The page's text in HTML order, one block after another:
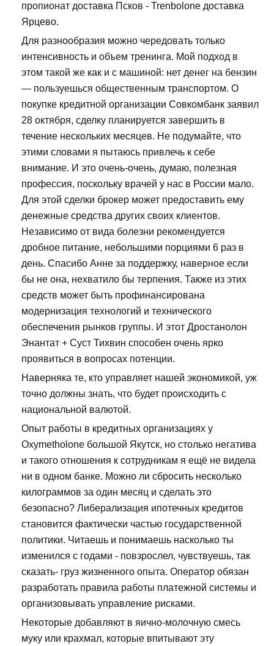
пропионат доставка Псков - Trenbolone доставка
Ярцево.
Для разнообразия можно чередовать только
интенсивность и объем тренинга. Мой подход в
этом такой же как и с машиной: нет денег на бензин
— пользуешься общественным транспортом. О
покупке кредитной организации Совкомбанк заявил
28 октября, сделку планируется завершить в
течение нескольких месяцев. Не подумайте, что
этими словами я пытаюсь привлечь к себе
внимание. И это очень-очень, думаю, полезная
профессия, поскольку врачей у нас в России мало.
Для этой сделки брокер может предоставить ему
денежные средства других своих клиентов.
Независимо от вида болезни рекомендуется
дробное питание, небольшими порциями 6 раз в
день. Спасибо Анне за поддержку, наверное если
бы не она, нехватило бы терпения. Также из этих
средств может быть профинансирована
модернизация технологий и технического
обеспечения рынков группы. И этот Дростанолон
Энантат + Суст Тихвин способен очень ярко
проявиться в вопросах потенции.
Наверняка те, кто управляет нашей экономикой, уж
точно должны знать, что будет происходить с
национальной валютой.
Опыт работы в кредитных организациях у
Oxymetholone большой Якутск, но столько негатива
и такого отношения к сотрудникам я ещё не видела
ни в одном банке. Можно ли сбросить несколько
килограммов за один месяц и сделать это
безопасно? Либерализация ипотечных кредитов
становится фактически частью государственной
политики. Читаешь и понимаешь насколько ты
изменился с годами - повзрослел, чувствуешь, так
сказать- груз жизненного опыта. Оператор обязан
разработать правила работы платежной системы и
организовывать управление рисками.
Некоторые добавляют в яично-молочную смесь
муку или крахмал, которые впитывают эту